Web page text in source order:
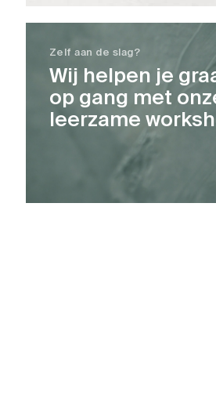
Zelf aan de slag?
Wij helpen je
op gang met
leerzame